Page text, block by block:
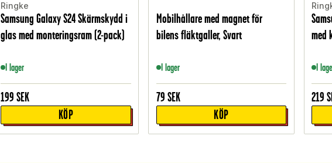
Ringke
Samsung Galaxy S24 Skärmskydd i
glas med monteringsram (2-pack)
I lager
199 SEK
KÖP
Mobilhållare med magnet för
bilens fläktgaller, Svart
I lager
79 SEK
KÖP
med
I
219